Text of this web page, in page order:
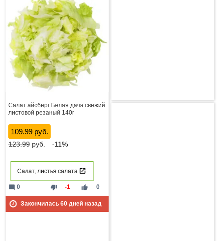
Салат айсберг Белая дача свежий
листовой резаный 140г
109.99 руб.
123.99руб. -11%
Салат, листья салата
thumb_down -1 thumb_up 0
mode_comment 0
Закончилась 60дней назад